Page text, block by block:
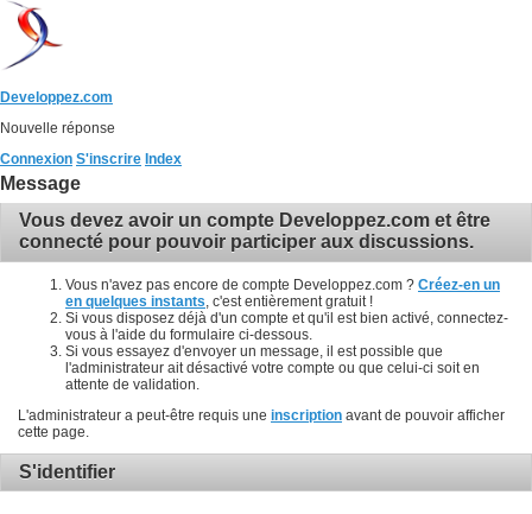
Developpez.com
Nouvelle réponse
Connexion S'inscrire Index
Message
Vous devez avoir un compte Developpez.com et être
connecté pour pouvoir participer aux discussions.
Vous n'avez pas encore de compte Developpez.com ? Créez-en un
en quelques instants , c'est entièrement gratuit !
Si vous disposez déjà d'un compte et qu'il est bien activé, connectez-
vous à l'aide du formulaire ci-dessous.
Si vous essayez d'envoyer un message, il est possible que
l'administrateur ait désactivé votre compte ou que celui-ci soit en
attente de validation.
L'administrateur a peut-être requis une inscription avant de pouvoir afficher
cette page.
S'identifier